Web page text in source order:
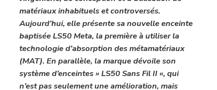
création, la marque a conservé son sens de
l’ingénierie, de conception et d’utilisation de
matériaux inhabituels et controversés.
Aujourd’hui, elle présente sa nouvelle enceinte
baptisée LS50 Meta, la première à utiliser la
technologie d’absorption des métamatériaux